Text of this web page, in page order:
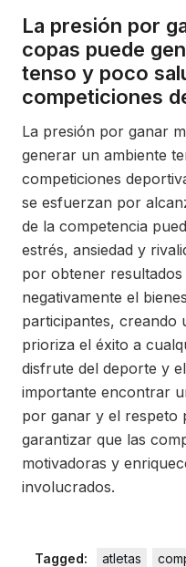
La presión por
copas puede
tenso y poco
competiciones
La presión por ganar
generar un ambiente
competiciones
se esfuerzan por
de la competencia
estrés, ansiedad y
por obtener
negativamente el
participantes, creando
prioriza el éxito a
disfrute del deporte y
importante encontrar
por ganar y el respeto
garantizar que las
motivadoras y
involucrados.
Tagged: atletas